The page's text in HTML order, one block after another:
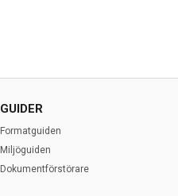
GUIDER
Formatguiden
Miljöguiden
Dokumentförstörare